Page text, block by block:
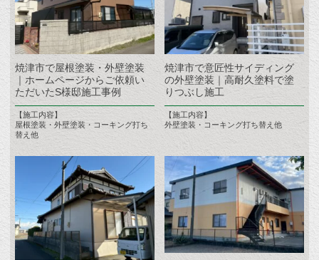
焼津市で屋根塗装・外壁塗装
｜ホームページからご依頼い
ただいたS様邸施工事例
【施工内容】
屋根塗装・外壁塗装・コーキング打ち
替え他
焼津市で意匠性サイディング
の外壁塗装｜高耐久塗料で塗
りつぶし施工
【施工内容】
外壁塗装・コーキング打ち替え他